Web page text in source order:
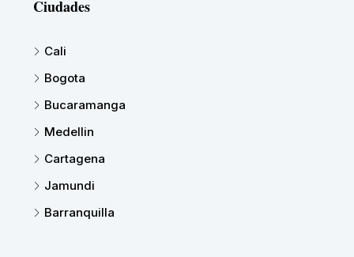
Ciudades
Cali
Bogota
Bucaramanga
Medellin
Cartagena
Jamundi
Barranquilla